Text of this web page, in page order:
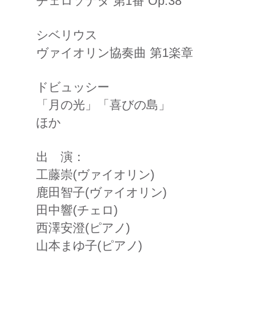
シベリウス
ヴァイオリン協奏曲 第1楽章
ドビュッシー
「月の光」「喜びの島」
ほか
出 演：
​工藤崇(ヴァイオリン)
鹿田智子(ヴァイオリン)
田中響(チェロ)
西澤安澄(ピアノ)
山本まゆ子(ピアノ)​